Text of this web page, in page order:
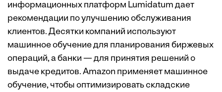
информационных платформ Lumidatum дает
рекомендации по улучшению обслуживания
клиентов. Десятки компаний используют
машинное обучение для планирования биржевых
операций, а банки — для принятия решений о
выдаче кредитов. Amazon применяет машинное
обучение, чтобы оптимизировать складские